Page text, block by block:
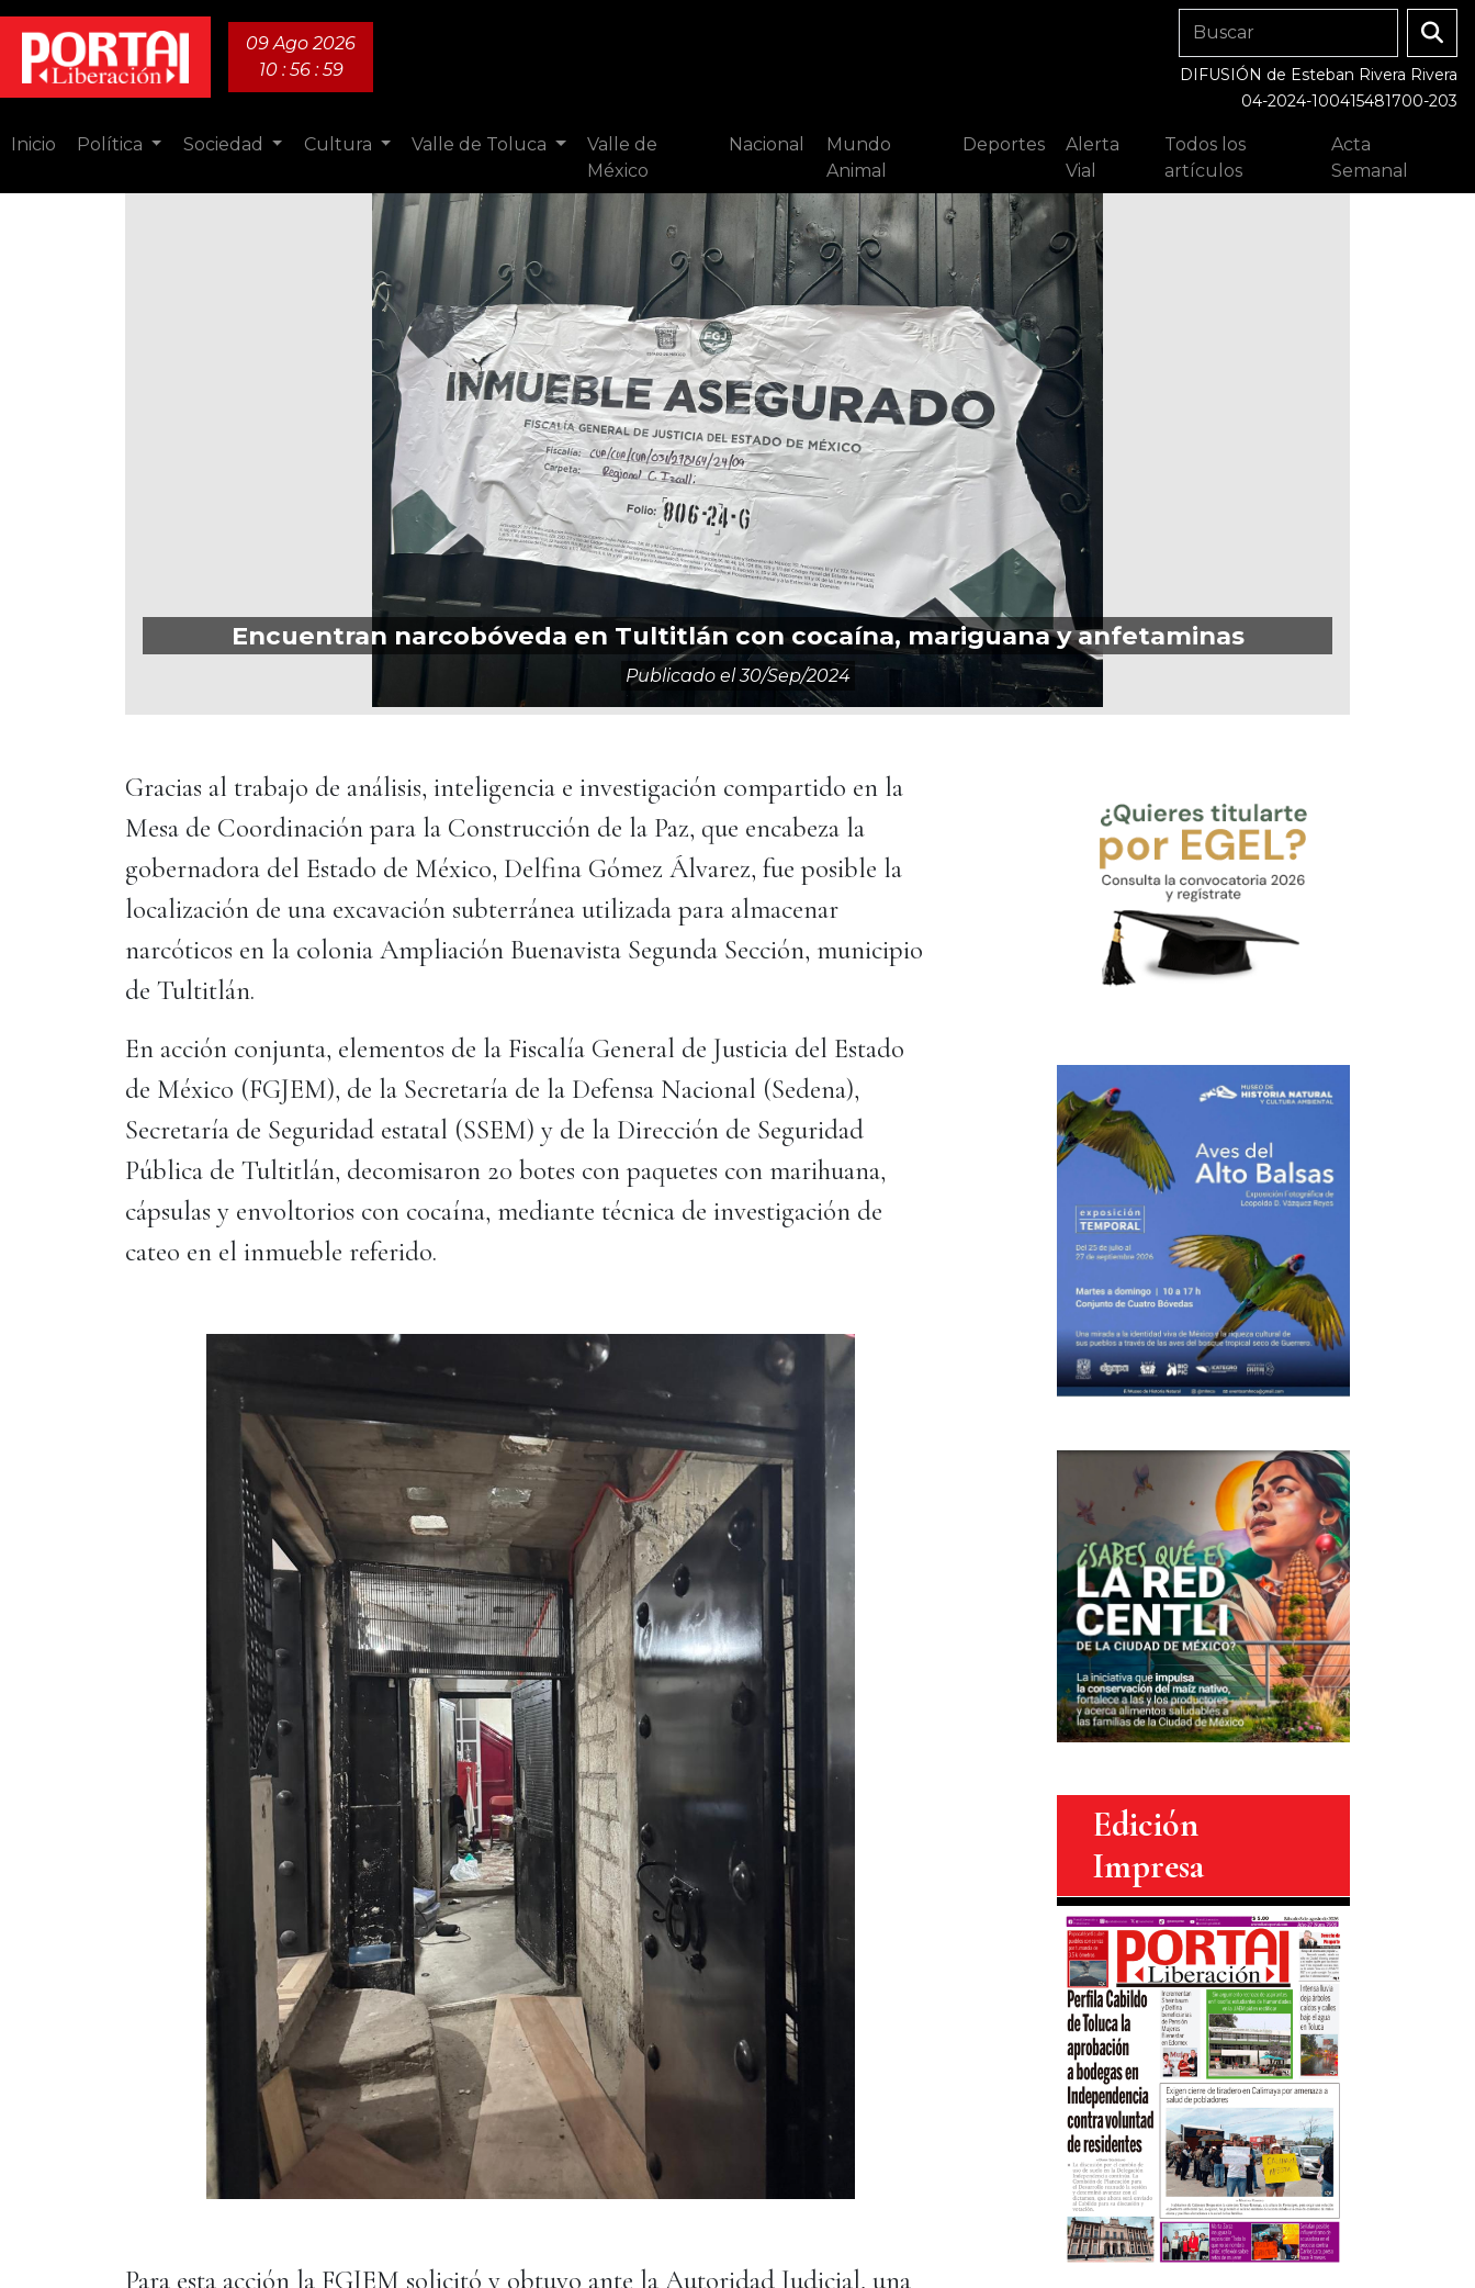
09 Ago 2026
10 : 57 : 01
DIFUSIÓN de Esteban Rivera Rivera
04-2024-100415481700-203
Inicio Política Sociedad Cultura Valle de Toluca
Valle de
México
Nacional
Mundo
Animal
Deportes
Alerta
Vial
Todos los
artículos
Acta
Semanal
Encuentran narcobóveda en Tultitlán con cocaína, mariguana y anfetaminas
Publicado el30/sep/2024
Gracias al trabajo de análisis, inteligencia e investigación compartido en la
Mesa de Coordinación para la Construcción de la Paz, que encabeza la
gobernadora del Estado de México, Delfina Gómez Álvarez, fue posible la
localización de una excavación subterránea utilizada para almacenar
narcóticos en la colonia Ampliación Buenavista Segunda Sección, municipio
de Tultitlán.
En acción conjunta, elementos de la Fiscalía General de Justicia del Estado
de México (FGJEM), de la Secretaría de la Defensa Nacional (Sedena),
Secretaría de Seguridad estatal (SSEM) y de la Dirección de Seguridad
Pública de Tultitlán, decomisaron 20 botes con paquetes con marihuana,
cápsulas y envoltorios con cocaína, mediante técnica de investigación de
cateo en el inmueble referido.
Para esta acción la FGJEM solicitó y obtuvo ante la Autoridad Judicial, una
Edición
Impresa